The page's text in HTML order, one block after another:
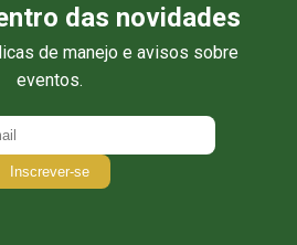
das novidades
de manejo e avisos sobre
eventos.
Inscrever-se